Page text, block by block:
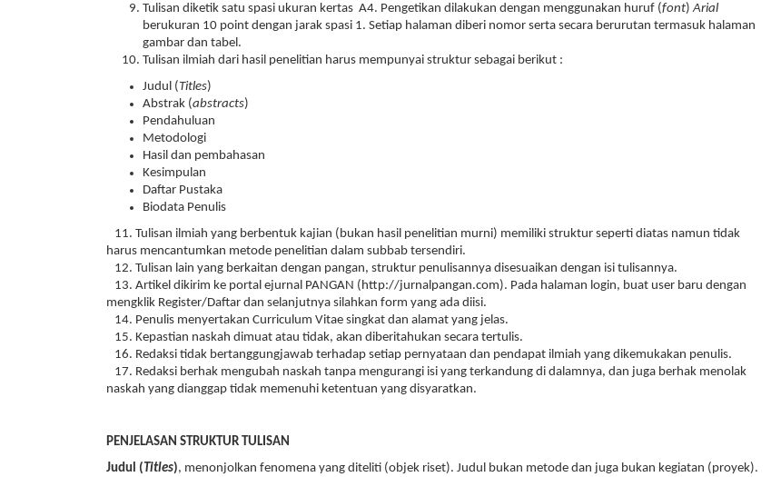
Tulisan diketik satu spasi ukuran kertas A4. Pengetikan dilakukan dengan menggunakan huruf (font)Arial
berukuran 10 point dengan jarak spasi 1. Setiap halaman diberi nomor serta secara berurutan termasuk halaman
gambar dan tabel.
Tulisan ilmiah dari hasil penelitian harus mempunyai struktur sebagai berikut :
Judul (Titles)
Abstrak (abstracts)
Pendahuluan
Metodologi
Hasil dan pembahasan
Kesimpulan
Daftar Pustaka
Biodata Penulis
11. Tulisan ilmiah yang berbentuk kajian (bukan hasil penelitian murni) memiliki struktur seperti diatas namun tidak
harus mencantumkan metode penelitian dalam subbab tersendiri.
12. Tulisan lain yang berkaitan dengan pangan, struktur penulisannya disesuaikan dengan isi tulisannya.
13. Artikel dikirim ke portal ejurnal PANGAN (http://jurnalpangan.com). Pada halaman login, buat user baru dengan
mengklik Register/Daftar dan selanjutnya silahkan form yang ada diisi.
14. Penulis menyertakan Curriculum Vitae singkat dan alamat yang jelas.
15. Kepastian naskah dimuat atau tidak, akan diberitahukan secara tertulis.
16. Redaksi tidak bertanggungjawab terhadap setiap pernyataan dan pendapat ilmiah yang dikemukakan penulis.
17. Redaksi berhak mengubah naskah tanpa mengurangi isi yang terkandung di dalamnya, dan juga berhak menolak
naskah yang dianggap tidak memenuhi ketentuan yang disyaratkan.
PENJELASAN STRUKTUR TULISAN
Judul (Titles), menonjolkan fenomena yang diteliti (objek riset). Judul bukan metode dan juga bukan kegiatan (proyek).